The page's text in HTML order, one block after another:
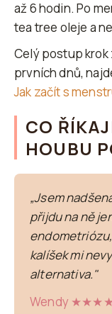
až 6 hodin. Po
tea tree oleje a
Celý postup krok
prvních dnů,
Jak začít s
CO
HOUBU
„Jsem
přijdu na ně
kalíšek mi
alternativa."
Wendy